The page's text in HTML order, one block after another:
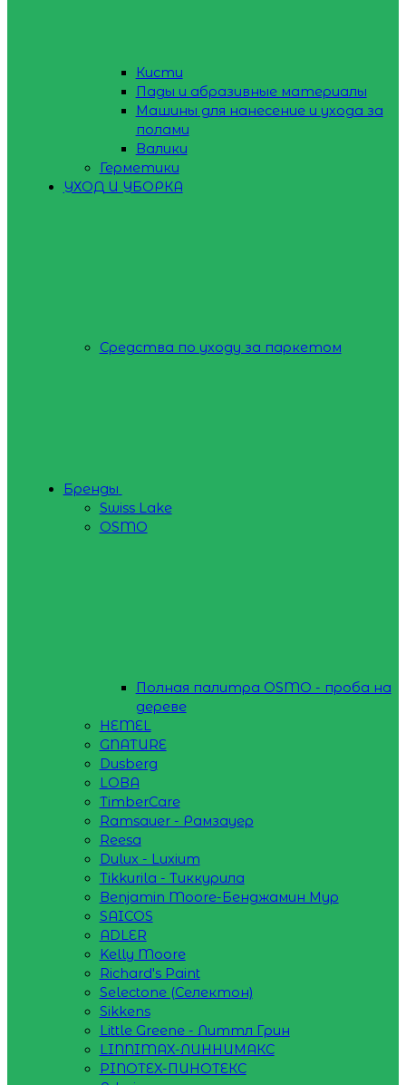
Кисти
Пады и абразивные материалы
Машины для нанесение и ухода за
полами
Валики
Герметики
УХОД И УБОРКА
Средства по уходу за паркетом
Бренды
Swiss Lake
OSMO
Полная палитра OSMO - проба на
дереве
HEMEL
GNATURE
Dusberg
LOBA
TimberCare
Ramsauer - Рамзауер
Reesa
Dulux - Luxium
Tikkurila - Тиккурила
Benjamin Moore-Бенджамин Мур
SAICOS
ADLER
Kelly Moore
Richard's Paint
Selectone (Селектон)
Sikkens
Little Greene - Литтл Грин
LINNIMAX-ЛИННИМАКС
PINOTEX-ПИНОТЕКС